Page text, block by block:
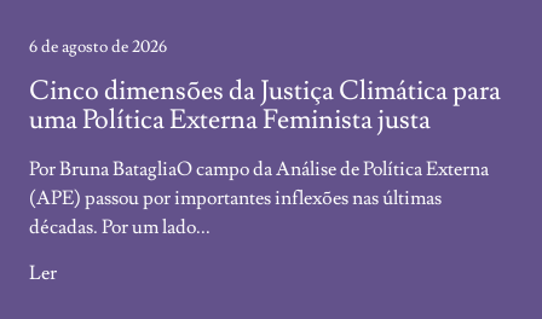
6 de agosto de 2026
Cinco dimensões da Justiça Climática para
uma Política Externa Feminista justa
Por Bruna BatagliaO campo da Análise de Política Externa
(APE) passou por importantes inflexões nas últimas
décadas. Por um lado...
Ler